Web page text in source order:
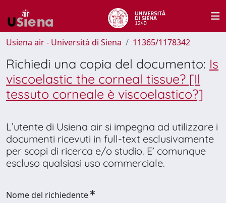
Usiena air - Università di Siena 11365/1178342
Richiedi una copia del documento: Is
viscoelastic the corneal tissue? [Il
tessuto corneale è viscoelastico?]
L’utente di Usiena air si impegna ad utilizzare i
documenti ricevuti in full-text esclusivamente
per scopi di ricerca e/o studio. E’ comunque
escluso qualsiasi uso commerciale.
Nome del richiedente